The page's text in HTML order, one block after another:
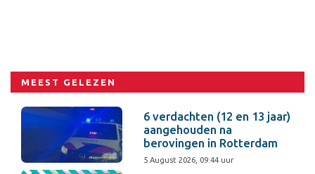
MEEST GELEZEN
6 verdachten (12 en 13 jaar)
aangehouden na
berovingen in Rotterdam
5 August 2026, 09:44 uur